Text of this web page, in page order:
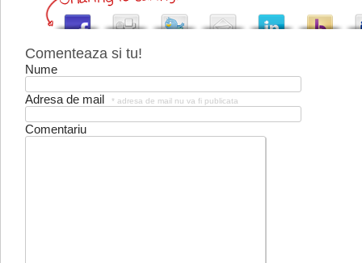
Comenteaza si tu!
Nume
Adresa de mail * adresa de mail nu va fi publicata
Comentariu